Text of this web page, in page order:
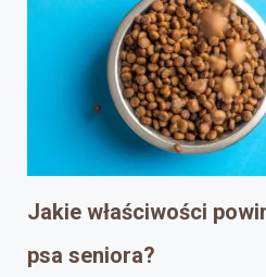
Jakie właściwości
psa seniora?